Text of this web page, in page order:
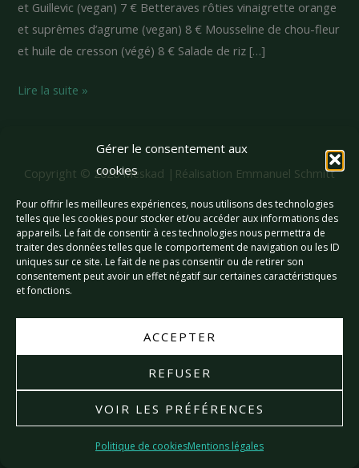
Gérer le consentement aux
cookies
Pour offrir les meilleures expériences, nous utilisons des technologies
telles que les cookies pour stocker et/ou accéder aux informations des
appareils. Le fait de consentir à ces technologies nous permettra de
traiter des données telles que le comportement de navigation ou les ID
uniques sur ce site. Le fait de ne pas consentir ou de retirer son
consentement peut avoir un effet négatif sur certaines caractéristiques
et fonctions.
ACCEPTER
REFUSER
VOIR LES PRÉFÉRENCES
Politique de cookiesMentions légales
et Guillevic (vegan) 7 € Betteraves rôties vinaigrette orange
et suprêmes d’agrume (vegan) 8 € Mousseline de chou-fleur
et huile de cresson (végé) 8 € Salade de riz […]
Lire la suite »
Copyright © 2026 Meskad |Réalisation Emmanuel Schmitt